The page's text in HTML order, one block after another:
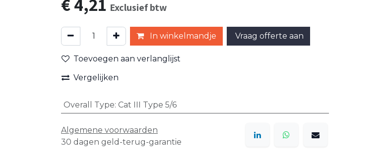
Exclusief btw
In winkelmandje Vraag offerte aan
Toevoegen aan verlanglijst
Vergelijken
Overall Type: Cat III Type 5/6
Algemene voorwaarden
30 dagen geld-terug-garantie